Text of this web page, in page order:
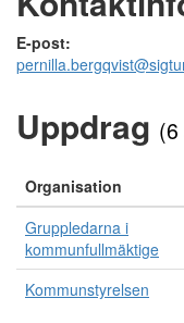
E-post:
Uppdrag (6
Organisation
Gruppledarna i
kommunfullmäktige
Kommunstyrelsen